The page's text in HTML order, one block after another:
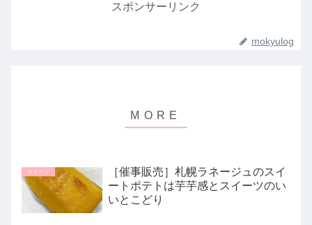
スポンサーリンク
mokyulog
スイーツ
［催事販売］札幌ラネージュのスイ
ートポテトは芋芋感とスイーツのい
いとこどり